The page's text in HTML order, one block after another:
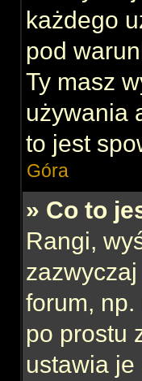
każdego
pod
Ty masz
używania
to jest
Góra
» Co to
Rangi,
forum,
po prostu
ustawia